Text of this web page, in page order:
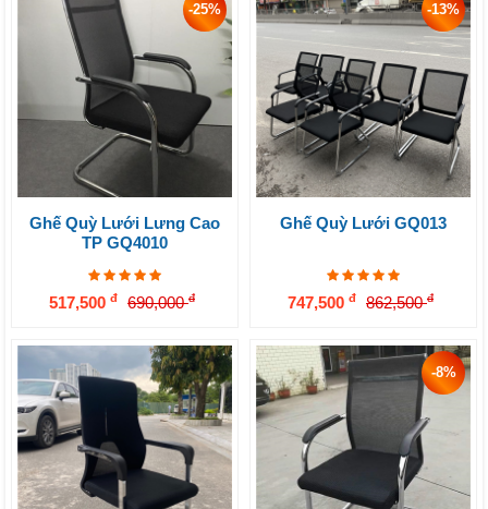
-25%
Ghế Quỳ Lưới Lưng Cao
TP GQ4010
517,500 đ 690,000đ
-13%
Ghế Quỳ Lưới GQ013
747,500 đ 862,500đ
-8%